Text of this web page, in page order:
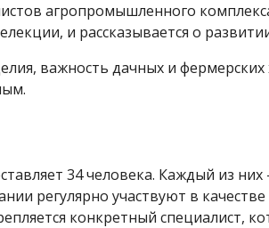
агропромышленного
и рассказывается о
важность дачных и
34 человека. Каждый из
регулярно участвуют в
конкретный специалист,